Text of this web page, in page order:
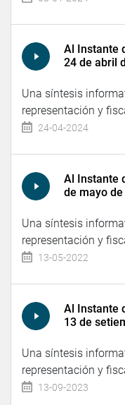
Al Instante
24 de abril
Una síntesis
representación y
24-04-2024
Al Instante
de mayo
Una síntesis
representación y
13-05-2022
Al Instante
13 de
Una síntesis
representación y
13-09-2023